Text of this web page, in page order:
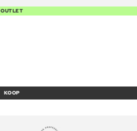
OUTLET
KOOP